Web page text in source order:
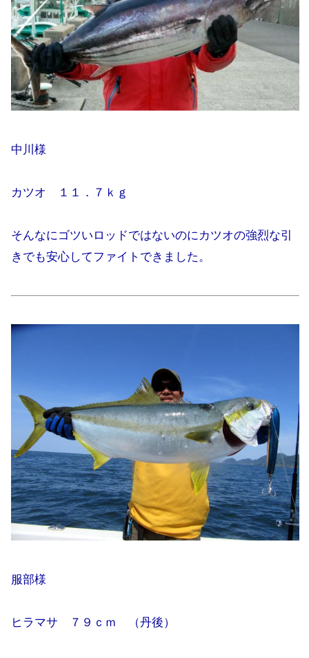
中川様
カツオ １１．７ｋｇ
そんなにゴツいロッドではないのにカツオの強烈な引
きでも安心してファイトできました。
服部様
ヒラマサ ７９ｃｍ （丹後）